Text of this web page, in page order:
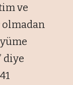
ve
diye